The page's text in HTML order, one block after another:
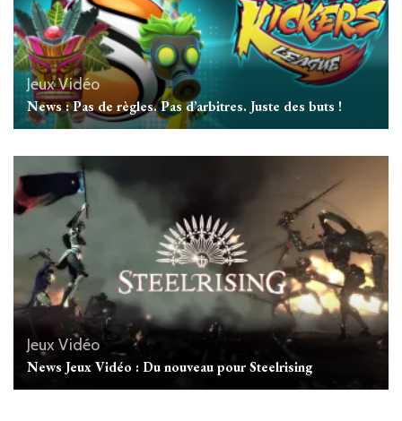
Jeux Vidéo
News : Pas de règles. Pas d’arbitres. Juste des buts !
Jeux Vidéo
News Jeux Vidéo : Du nouveau pour Steelrising